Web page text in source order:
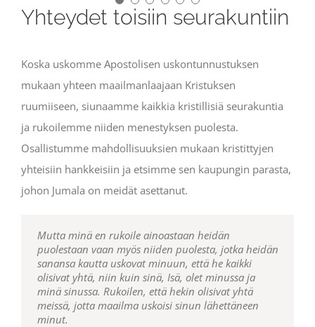
Matteuksen evankeliumi 23:23
Paavalin 2. kirje korintolaisille 9:7, 15
Yhteydet toisiin seurakuntiin
Koska uskomme Apostolisen uskontunnustuksen
mukaan yhteen maailmanlaajaan Kristuksen
ruumiiseen, siunaamme kaikkia kristillisiä seurakuntia
ja rukoilemme niiden menestyksen puolesta.
Osallistumme mahdollisuuksien mukaan kristittyjen
yhteisiin hankkeisiin ja etsimme sen kaupungin parasta,
johon Jumala on meidät asettanut.
Mutta minä en rukoile ainoastaan heidän
puolestaan vaan myös niiden puolesta, jotka heidän
sanansa kautta uskovat minuun, että he kaikki
olisivat yhtä, niin kuin sinä, Isä, olet minussa ja
minä sinussa. Rukoilen, että hekin olisivat yhtä
meissä, jotta maailma uskoisi sinun lähettäneen
minut.
Lopuksi, veljet, rukoilkaa puolestamme, että Herran
sana leviäisi nopeasti ja tulisi kirkastetuksi
muuallakin niin kuin teidän keskuudessanne
Paavalin 2. kirje tessalonikalaisille 3:1
Älkää kostako pahaa pahalla älkääkä herjausta
herjauksella. Päinvastoin siunatkaa, sillä siihen
teidät on kutsuttukin, että perisitte siunauksen.
1. Pietarin kirje 3:9
Tavoitelkaa sen kaupungin parasta, johon minä
olen teidät siirtänyt, ja rukoilkaa sen
puolestaHerraa , sillä sen hyvinvointi koituu
teidänkin parhaaksenne.
Jeremian kirja 29:7